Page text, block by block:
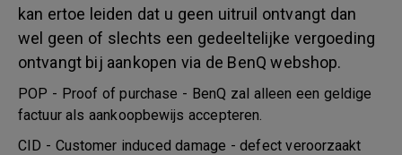
kan ertoe leiden dat u geen uitruil ontvangt dan
wel geen of slechts een gedeeltelijke vergoeding
ontvangt bij aankopen via de BenQ webshop.
POP - Proof of purchase - BenQ zal alleen een geldige
factuur als aankoopbewijs accepteren.
CID - Customer induced damage - defect veroorzaakt